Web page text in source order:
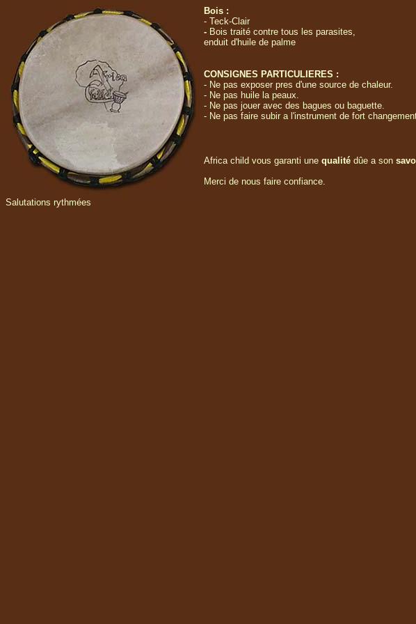
Bois :
- Teck-Clair
- Bois traité contre tous les parasites,
enduit d'huile de palme
CONSIGNES PARTICULIERES :
- Ne pas exposer pres d'une source de chaleur.
- Ne pas huile la peaux.
- Ne pas jouer avec des bagues ou baguette.
- Ne pas faire subir a l'instrument de fort
Africa child vous garanti une qualité dûe a son
Merci de nous faire confiance.
Salutations rythmées